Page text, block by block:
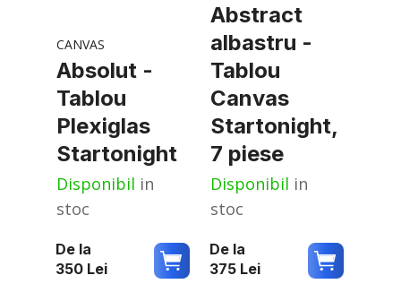
CANVAS
Absolut -
Tablou
Plexiglas
Startonight
Disponibil in
stoc
De la
350 Lei
Abstract
albastru -
Tablou
Canvas
Startonight,
7 piese
Disponibil in
stoc
De la
375 Lei